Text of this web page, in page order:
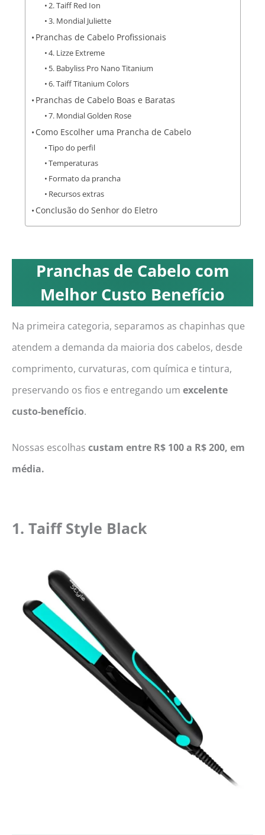
2. Taiff Red Ion
3. Mondial Juliette
Pranchas de Cabelo Profissionais
4. Lizze Extreme
5. Babyliss Pro Nano Titanium
6. Taiff Titanium Colors
Pranchas de Cabelo Boas e Baratas
7. Mondial Golden Rose
Como Escolher uma Prancha de Cabelo
Tipo do perfil
Temperaturas
Formato da prancha
Recursos extras
Conclusão do Senhor do Eletro
Pranchas de Cabelo com
Melhor Custo Benefício
Na primeira categoria, separamos as chapinhas que
atendem a demanda da maioria dos cabelos, desde
comprimento, curvaturas, com química e tintura,
preservando os fios e entregando um excelente
custo-benefício.
Nossas escolhas custam entre R$ 100 a R$ 200, em
média.
1. Taiff Style Black